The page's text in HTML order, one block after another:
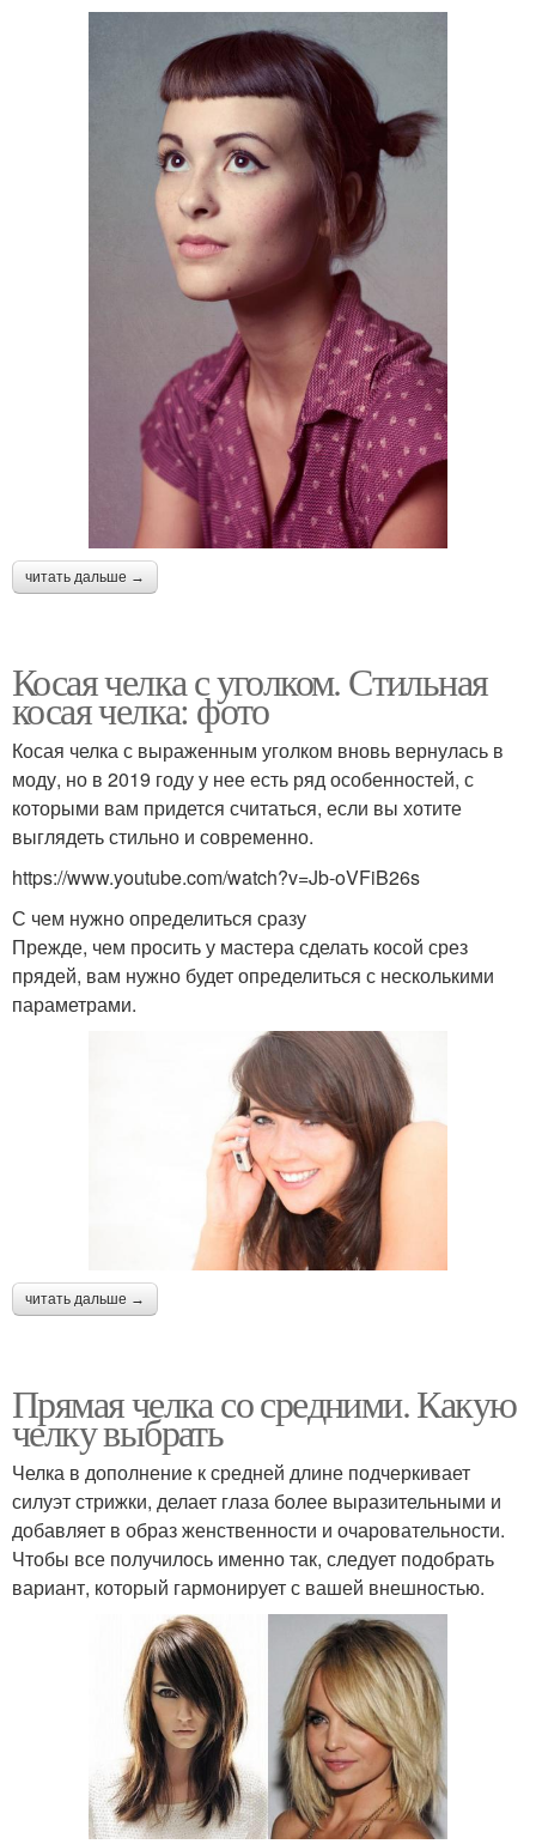
читать дальше →
Косая челка с уголком. Стильная
косая челка: фото
Косая челка с выраженным уголком вновь вернулась в
моду, но в 2019 году у нее есть ряд особенностей, с
которыми вам придется считаться, если вы хотите
выглядеть стильно и современно.
https://www.youtube.com/watch?v=Jb-oVFiB26s
С чем нужно определиться сразу
Прежде, чем просить у мастера сделать косой срез
прядей, вам нужно будет определиться с несколькими
параметрами.
читать дальше →
Прямая челка со средними. Какую
челку выбрать
Челка в дополнение к средней длине подчеркивает
силуэт стрижки, делает глаза более выразительными и
добавляет в образ женственности и очаровательности.
Чтобы все получилось именно так, следует подобрать
вариант, который гармонирует с вашей внешностью.